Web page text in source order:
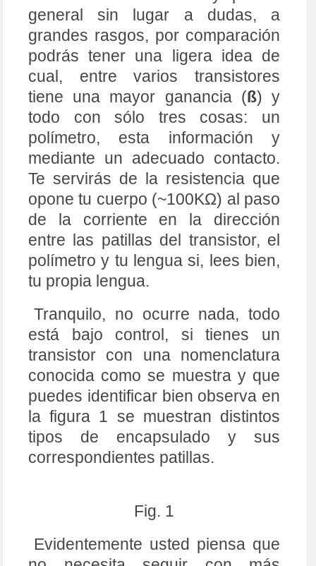
general sin lugar a dudas, a
grandes rasgos, por comparación
podrás tener una ligera idea de
cual, entre varios transistores
tiene una mayor ganancia (ß) y
todo con sólo tres cosas: un
polímetro, esta información y
mediante un adecuado contacto.
Te servirás de la resistencia que
opone tu cuerpo (~100KΩ) al paso
de la corriente en la dirección
entre las patillas del transistor, el
polímetro y tu lengua si, lees bien,
tu propia lengua.
Tranquilo, no ocurre nada, todo
está bajo control, si tienes un
transistor con una nomenclatura
conocida como se muestra y que
puedes identificar bien observa en
la figura 1 se muestran distintos
tipos de encapsulado y sus
correspondientes patillas.
Fig. 1
Evidentemente usted piensa que